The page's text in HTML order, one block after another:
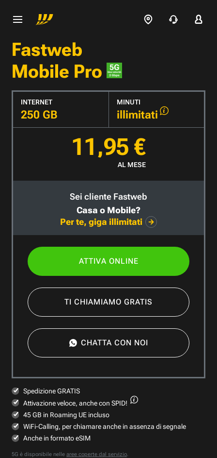
Fastweb
Mobile Pro
INTERNET
250 GB
MINUTI
illimitati
11,95 €
AL MESE
Sei cliente Fastweb
Casa o Mobile?
Per te, giga illimitati
ATTIVA ONLINE
TI CHIAMIAMO GRATIS
CHATTA CON NOI
Spedizione GRATIS
Attivazione veloce, anche con SPID!
45 GB in Roaming UE incluso
WiFi-Calling, per chiamare anche in assenza di segnale
Anche in formato eSIM
5G è disponibile nelle aree coperte dal servizio.